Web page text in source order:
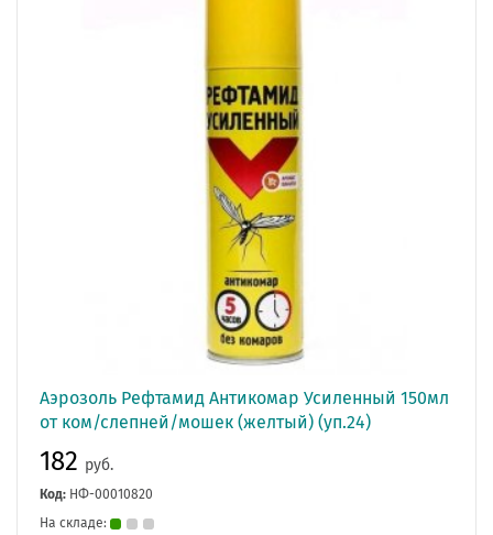
Аэрозоль Рефтамид Антикомар Усиленный 150мл
от ком/слепней/мошек (желтый) (уп.24)
182 руб.
Код: НФ-00010820
На складе: